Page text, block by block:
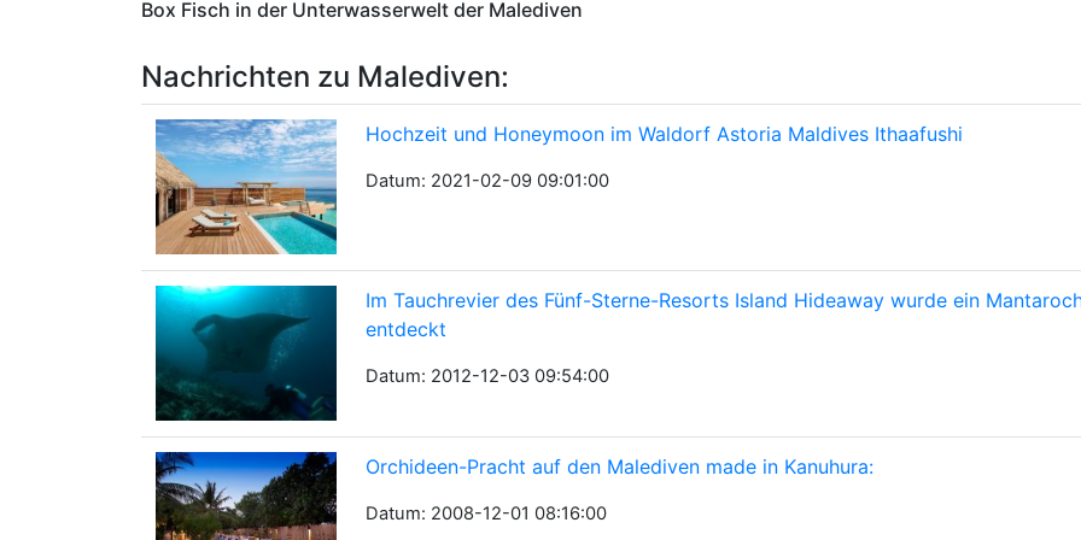
Box Fisch in der Unterwasserwelt der Malediven
Nachrichten zu Malediven:
Hochzeit und Honeymoon im Waldorf Astoria Maldives Ithaafushi
Datum: 2021-02-09 09:01:00
Im Tauchrevier des Fünf-Sterne-Resorts Island Hideaway wurde ein
entdeckt
Datum: 2012-12-03 09:54:00
Orchideen-Pracht auf den Malediven made in Kanuhura:
Datum: 2008-12-01 08:16:00